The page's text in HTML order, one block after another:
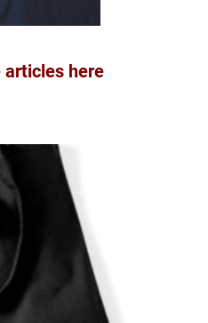
articles here